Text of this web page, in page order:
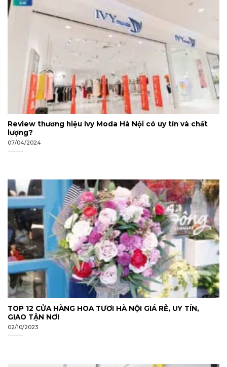
Review thương hiệu Ivy Moda Hà Nội có uy tín và chất
lượng?
07/04/2024
TOP 12 CỬA HÀNG HOA TƯƠI HÀ NỘI GIÁ RẺ, UY TÍN,
GIAO TẬN NƠI
02/10/2023